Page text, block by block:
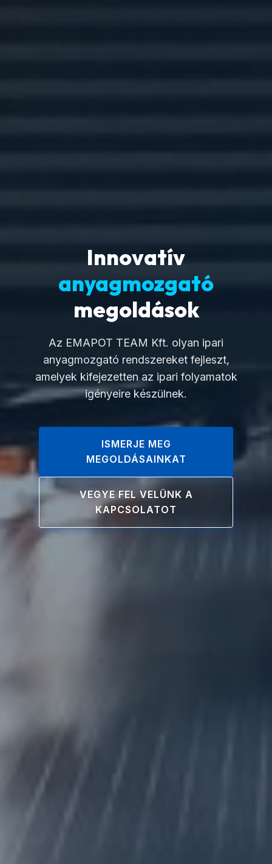
Innovatív
anyagmozgató
megoldások
Az EMAPOT TEAM Kft. olyan ipari
anyagmozgató rendszereket fejleszt,
amelyek kifejezetten az ipari folyamatok
igényeire készülnek.
ISMERJE MEG
MEGOLDÁSAINKAT
VEGYE FEL VELÜNK A
KAPCSOLATOT